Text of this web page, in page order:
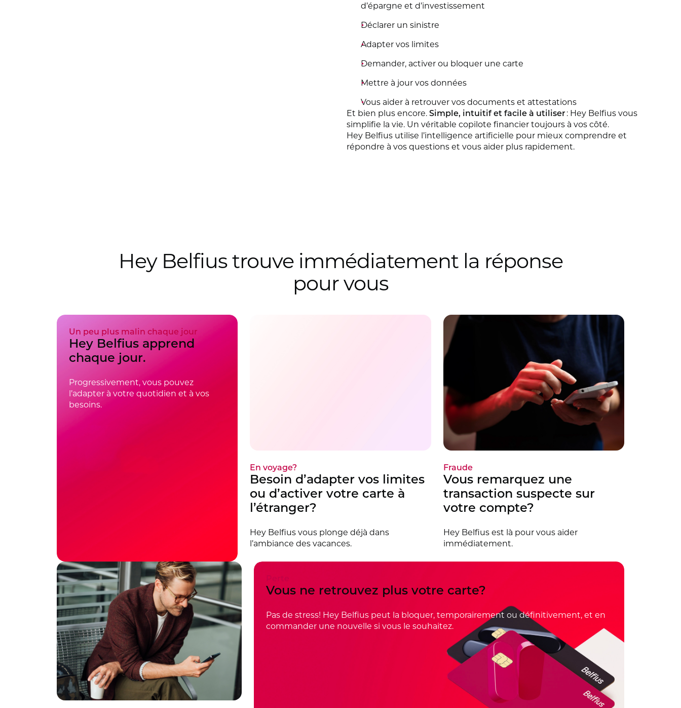
d’épargne et d’investissement
Déclarer un sinistre
Adapter vos limites
Demander, activer ou bloquer une carte
Mettre à jour vos données
Vous aider à retrouver vos documents et attestations
Et bien plus encore. Simple, intuitif et facile à utiliser: Hey Belfius vous
simplifie la vie. Un véritable copilote financier toujours à vos côté.
Hey Belfius utilise l’intelligence artificielle pour mieux comprendre et
répondre à vos questions et vous aider plus rapidement.
Hey Belfius trouve immédiatement la réponse
pour vous
Un peu plus malin chaque jour
Hey Belfius apprend
chaque jour.
Progressivement, vous pouvez
l’adapter à votre quotidien et à vos
besoins.
En voyage?
Besoin d’adapter vos limites
ou d’activer votre carte à
l’étranger?
Hey Belfius vous plonge déjà dans
l’ambiance des vacances.
Fraude
Vous remarquez une
transaction suspecte sur
votre compte?
Hey Belfius est là pour vous aider
immédiatement.
Vous ne retrouvez plus votre carte?
Pas de stress! Hey Belfius peut la bloquer, temporairement ou définitivement, et en
commander une nouvelle si vous le souhaitez.